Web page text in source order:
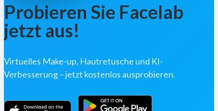
Probieren Sie Facelab
jetzt aus!
Virtuelles Make-up, Hautretusche und KI-
Verbesserung – jetzt kostenlos ausprobieren.